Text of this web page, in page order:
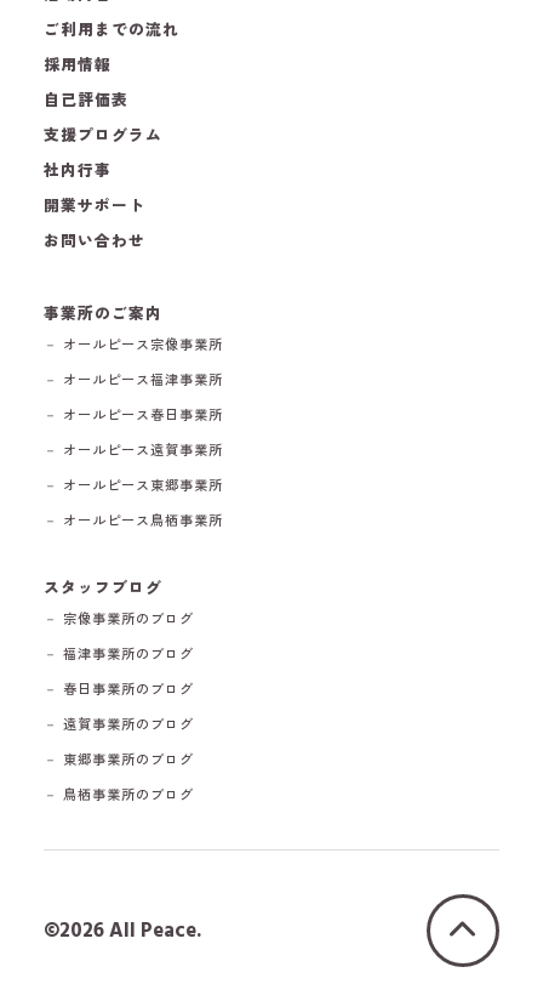
ご利用までの流れ
採用情報
自己評価表
支援プログラム
社内行事
開業サポート
お問い合わせ
事業所のご案内
－ オールピース宗像事業所
－ オールピース福津事業所
－ オールピース春日事業所
－ オールピース遠賀事業所
－ オールピース東郷事業所
－ オールピース鳥栖事業所
スタッフブログ
－ 宗像事業所のブログ
－ 福津事業所のブログ
－ 春日事業所のブログ
－ 遠賀事業所のブログ
－ 東郷事業所のブログ
－ 鳥栖事業所のブログ
©2026 All Peace.